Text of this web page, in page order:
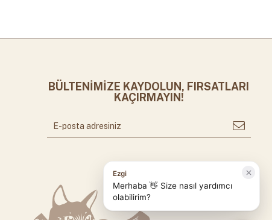
BÜLTENİMİZE KAYDOLUN, FIRSATLARI
KAÇIRMAYIN!